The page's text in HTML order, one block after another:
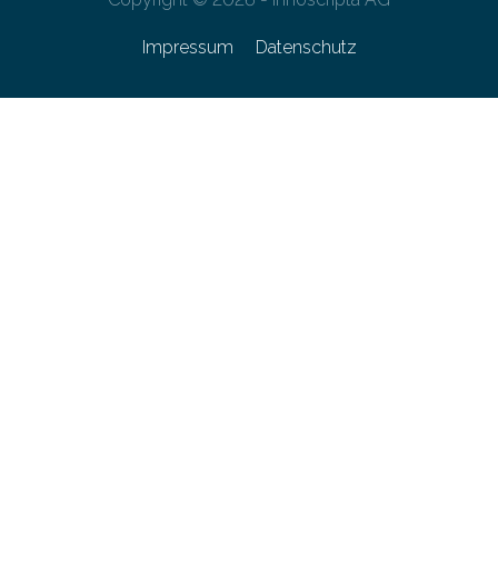
Impressum Datenschutz